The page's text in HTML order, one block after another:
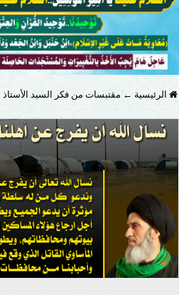
الرئيسية ← مقتبسات من فكر السيد الأستاذ